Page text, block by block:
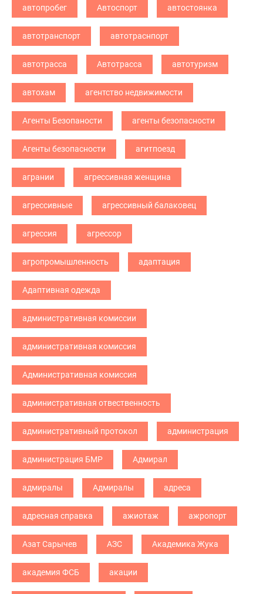
автопробег Автоспорт автостоянка
автотранспорт автотраснпорт
автотрасса Автотрасса автотуризм
автохам агентство недвижимости
Агенты Безопаности агенты безопасности
Агенты безопасности агитпоезд
агрании агрессивная женщина
агрессивные агрессивный балаковец
агрессия агрессор
агропромышленность адаптация
Адаптивная одежда
административная комиссии
административная комиссия
Административная комиссия
административная отвественность
административный протокол администрация
администрация БМР Адмирал
адмиралы Адмиралы адреса
адресная справка ажиотаж ажропорт
Азат Сарычев АЗС Академика Жука
академия ФСБ акации